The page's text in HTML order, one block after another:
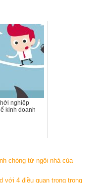
nghiệp
kinh doanh
chóng từ ngôi nhà của
với 4 điều quan trọng trong